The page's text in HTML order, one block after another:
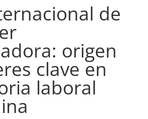
de
origen
clave en
laboral